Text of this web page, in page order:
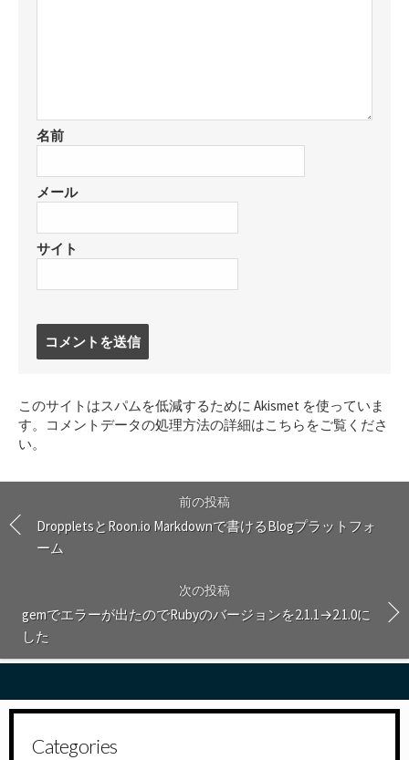
名前
メール
サイト
す
る
このサイトはスパムを低減するために Akismet を使っていま
す。
コメントデータの処理方法の詳細はこちらをご覧くださ
い。
前の投稿
DroppletsとRoon.io Markdownで書けるBlogプラットフォ
ーム
次の投稿
gemでエラーが出たのでRubyのバージョンを2.1.1→2.1.0に
した
Categories